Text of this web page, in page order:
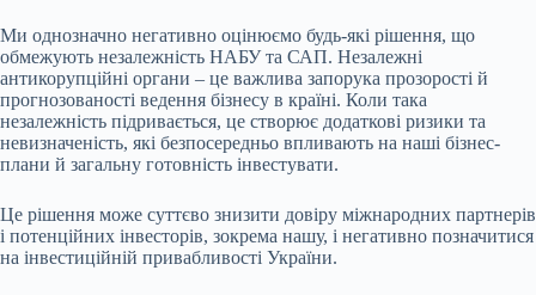
Ми однозначно негативно оцінюємо будь-які рішення, що
обмежують незалежність НАБУ та САП. Незалежні
антикорупційні органи – це важлива запорука прозорості й
прогнозованості ведення бізнесу в країні. Коли така
незалежність підривається, це створює додаткові ризики та
невизначеність, які безпосередньо впливають на наші бізнес-
плани й загальну готовність інвестувати.
Це рішення може суттєво знизити довіру міжнародних партнерів
і потенційних інвесторів, зокрема нашу, і негативно позначитися
на інвестиційній привабливості України.